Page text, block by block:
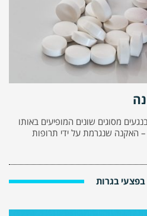
מסוגים שונים המופיעים באותו
– האקנה שנגרמת על ידי תרופות
בגרות